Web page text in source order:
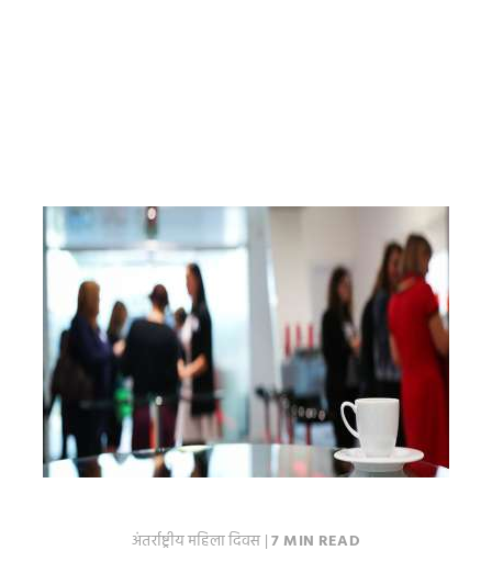
अंतर्राष्ट्रीय महिला दिवस |7 MIN READ